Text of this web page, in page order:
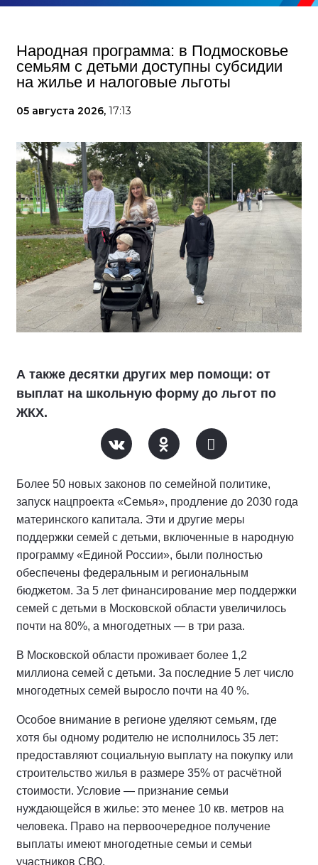
Народная программа: в Подмосковье
семьям с детьми доступны субсидии
на жилье и налоговые льготы
05 августа 2026, 17:13
А также десятки других мер помощи: от
выплат на школьную форму до льгот по
ЖКХ.
Более 50 новых законов по семейной политике,
запуск нацпроекта «Семья», продление до 2030 года
материнского капитала. Эти и другие меры
поддержки семей с детьми, включенные в народную
программу «Единой России», были полностью
обеспечены федеральным и региональным
бюджетом. За 5 лет финансирование мер поддержки
семей с детьми в Московской области увеличилось
почти на 80%, а многодетных — в три раза.
В Московской области проживает более 1,2
миллиона семей с детьми. За последние 5 лет число
многодетных семей выросло почти на 40 %.
Особое внимание в регионе уделяют семьям, где
хотя бы одному родителю не исполнилось 35 лет:
предоставляют социальную выплату на покупку или
строительство жилья в размере 35% от расчётной
стоимости. Условие — признание семьи
нуждающейся в жилье: это менее 10 кв. метров на
человека. Право на первоочередное получение
выплаты имеют многодетные семьи и семьи
участников СВО.